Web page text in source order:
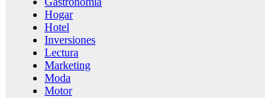
Hogar
Hotel
Inversiones
Lectura
Marketing
Moda
Motor